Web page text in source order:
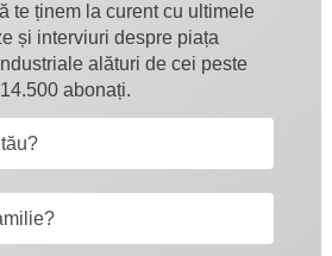
te ținem la curent cu ultimele
și interviuri despre piața
alături de cei peste
14.500 abonați.